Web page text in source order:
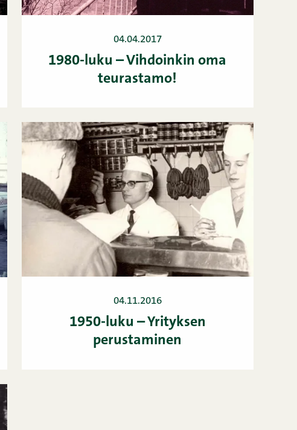
04.04.2017
1980-luku – Vihdoinkin oma
teurastamo!
04.11.2016
1950-luku – Yrityksen
perustaminen